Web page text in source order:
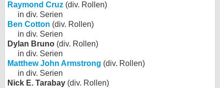
Raymond Cruz (div. Rollen)
in div. Serien
Ben Cotton (div. Rollen)
in div. Serien
Dylan Bruno (div. Rollen)
in div. Serien
Matthew John Armstrong (div. Rollen)
in div. Serien
Nick E. Tarabay (div. Rollen)